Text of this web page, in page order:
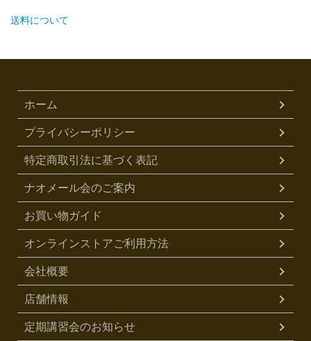
送料について
ホーム
プライバシーポリシー
特定商取引法に基づく表記
ナオメール会のご案内
お買い物ガイド
オンラインストアご利用方法
会社概要
店舗情報
定期講習会のお知らせ